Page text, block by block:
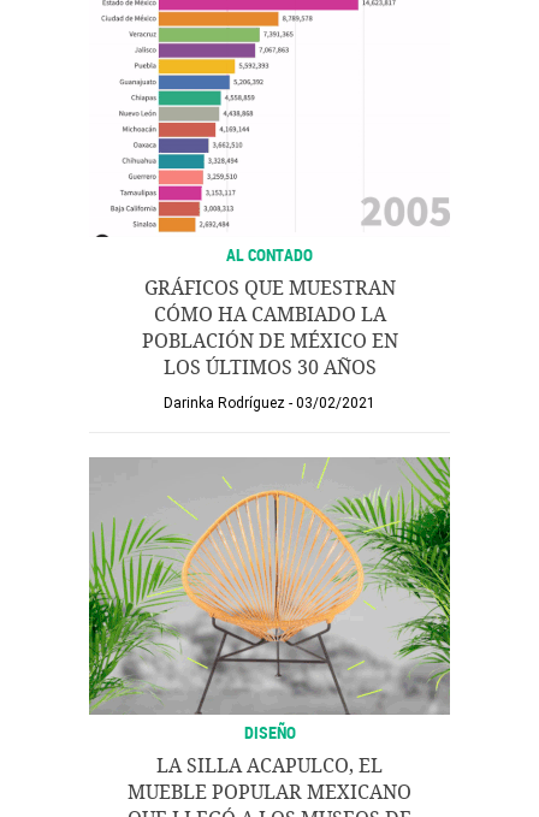
AL CONTADO
GRÁFICOS QUE MUESTRAN
CÓMO HA CAMBIADO LA
POBLACIÓN DE MÉXICO EN
LOS ÚLTIMOS 30 AÑOS
Darinka Rodríguez 03/02/2021
DISEÑO
LA SILLA ACAPULCO, EL
MUEBLE POPULAR MEXICANO